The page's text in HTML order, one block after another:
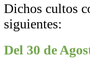
Dichos cultos
siguientes:
Del 30 de